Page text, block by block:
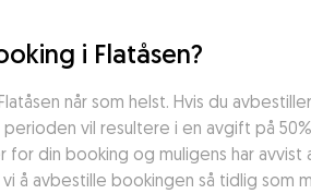
i Flatåsen?
når som helst. Hvis du
vil resultere i en avgift på
din booking og muligens har avvist
å avbestille bookingen så tidlig som